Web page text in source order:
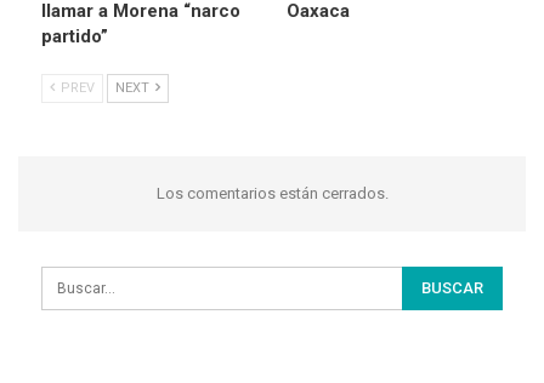
llamar a Morena “narco
partido”
Oaxaca
PREV NEXT
Los comentarios están cerrados.